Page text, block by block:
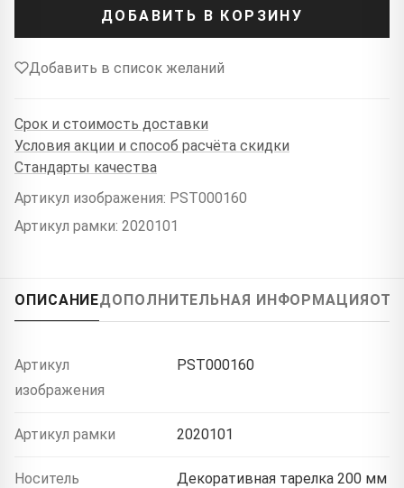
ДОБАВИТЬ В КОРЗИНУ
Добавить в список желаний
Срок и стоимость доставки
Условия акции и способ расчёта скидки
Стандарты качества
Артикул изображения: PST000160
Артикул рамки: 2020101
ОПИСАНИЕДОПОЛНИТЕЛЬНАЯ ИНФОРМАЦИЯ
Артикул
изображения
PST000160
Артикул рамки 2020101
Носитель Декоративная тарелка 200 мм